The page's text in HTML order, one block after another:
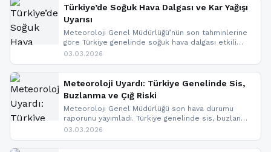
nedeniyle görüş mesafesinde azalma
yaşanabileceği belirtiliyor.
Türkiye’de Soğuk Hava Dalgası ve Kar Yağışı
Uyarısı
Meteoroloji Genel Müdürlüğü’nün son tahminlerine
göre Türkiye genelinde soğuk hava dalgası etkili
oluyor. Birçok il için kar yağışı ve buzlanma uyarısı
03.03.2026
Meteoroloji Uyardı: Türkiye Genelinde Sis,
Buzlanma ve Çığ Riski
Meteoroloji Genel Müdürlüğü son hava durumu
raporunu yayımladı. Türkiye genelinde sis, buzlanma
ve don beklenirken Doğu Anadolu ve Doğu
yapıldı. İşte son dakika meteoroloji gelişmeleri.
03.03.2026